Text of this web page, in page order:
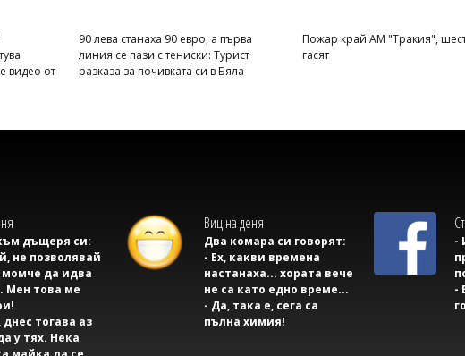
видео от
90 лева станаха 90 евро, а първа
линия се пази с тениски: Турист
разказа за почивката си в Бяла
Пожар край АМ "Тракия",
гасят
дъщеря си:
не позволявай
момче да идва
Мен това ме
тогава аз
у тях. Нека
Виц на деня
Два комара си говорят:
- Ех, какви времена
настанаха... хората вече
не са като едно време...
- Да, така е, сега са
пълна химия!
-
-